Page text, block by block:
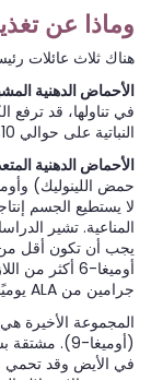
وماذا عن
هناك ثلاث عائلات
الأحماض الدهنية
في تناولها، قد
النباتية على حوالي 10% فقط من الدهون المشبعة.
الأحماض الدهنية
لا يستطيع الجسم
جرامين من ALA يوميًا — في استعادة التوازن.
المجموعة الأخيرة هي
(أوميغا-9).
في الأيض وقد تحمي